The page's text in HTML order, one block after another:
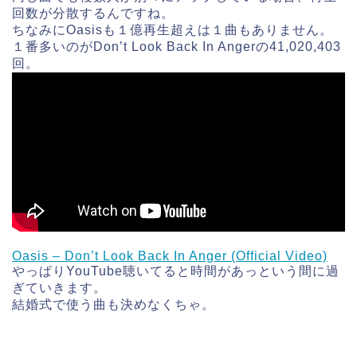
回数が分散するんですね。
ちなみにOasisも１億再生超えは１曲もありません。
１番多いのがDon’t Look Back In Angerの41,020,403
回。
Oasis – Don’t Look Back In Anger (Official Video)
やっぱりYouTube聴いてると時間があっという間に過
ぎていきます。
結婚式で使う曲も決めなくちゃ。